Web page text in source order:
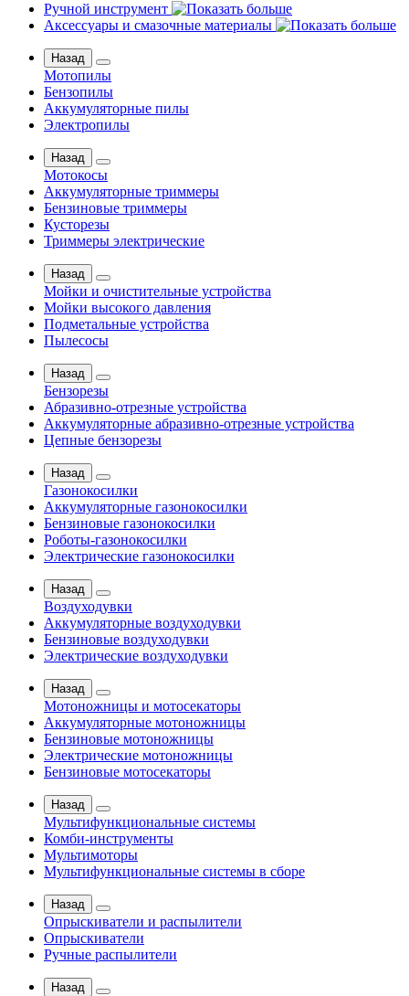
Ручной инструмент
Аксессуары и смазочные материалы
Назад
Мотопилы
Бензопилы
Аккумуляторные пилы
Электропилы
Назад
Мотокосы
Аккумуляторные триммеры
Бензиновые триммеры
Кусторезы
Триммеры электрические
Назад
Мойки и очистительные устройства
Мойки высокого давления
Подметальные устройства
Пылесосы
Назад
Бензорезы
Абразивно-отрезные устройства
Аккумуляторные абразивно-отрезные устройства
Цепные бензорезы
Назад
Газонокосилки
Аккумуляторные газонокосилки
Бензиновые газонокосилки
Роботы-газонокосилки
Электрические газонокосилки
Назад
Воздуходувки
Аккумуляторные воздуходувки
Бензиновые воздуходувки
Электрические воздуходувки
Назад
Мотоножницы и мотосекаторы
Аккумуляторные мотоножницы
Бензиновые мотоножницы
Электрические мотоножницы
Бензиновые мотосекаторы
Назад
Мультифункциональные системы
Комби-инструменты
Мультимоторы
Мультифункциональные системы в сборе
Назад
Опрыскиватели и распылители
Опрыскиватели
Ручные распылители
Назад